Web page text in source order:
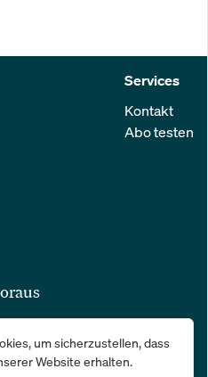
Services
Kontakt
Abo testen
und Finanzen in einer
um sicherzustellen, dass
Website erhalten.